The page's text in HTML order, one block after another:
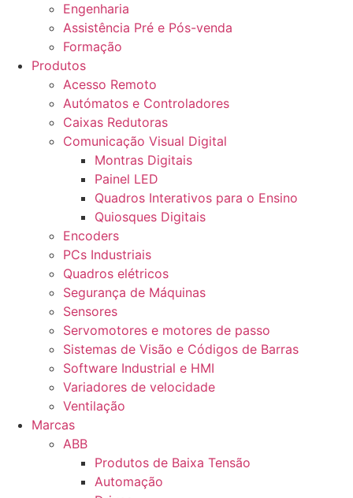
Engenharia
Assistência Pré e Pós-venda
Formação
Produtos
Acesso Remoto
Autómatos e Controladores
Caixas Redutoras
Comunicação Visual Digital
Montras Digitais
Painel LED
Quadros Interativos para o Ensino
Quiosques Digitais
Encoders
PCs Industriais
Quadros elétricos
Segurança de Máquinas
Sensores
Servomotores e motores de passo
Sistemas de Visão e Códigos de Barras
Software Industrial e HMI
Variadores de velocidade
Ventilação
Marcas
ABB
Produtos de Baixa Tensão
Automação